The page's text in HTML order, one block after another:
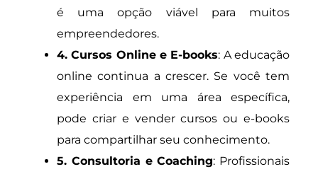
é uma opção viável para muitos
empreendedores.
4. Cursos Online e E-books: A educação
online continua a crescer. Se você tem
experiência em uma área específica,
pode criar e vender cursos ou e-books
para compartilhar seu conhecimento.
5. Consultoria e Coaching: Profissionais